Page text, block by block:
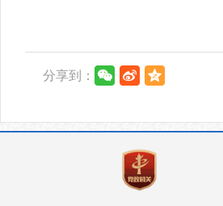
分享到：